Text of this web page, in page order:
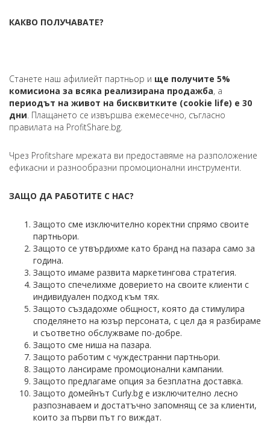
КАКВО ПОЛУЧАВАТЕ?
Станете наш афилиейт партньор и ще получите 5%
комисиона за всяка реализирана продажба, а
периодът на живот на бисквитките (cookie life) е 30
дни. Плащането се извършва ежемесечно, съгласно
правилата на ProfitShare.bg.
Чрез Profitshare мрежата ви прeдоставяме на разположение
ефикасни и разнообразни промоционални инструменти.
ЗАЩО ДА РАБОТИТЕ С НАС?
Защото сме изключително коректни спрямо своите
партньори.
Защото се утвърдихме като бранд на пазара само за
година.
Защото имаме развита маркетингова стратегия.
Защото спечелихме доверието на своите клиенти с
индивидуален подход към тях.
Защото създадохме общност, която да стимулира
споделянето на юзър персоната, с цел да я разбираме
и съответно обслужваме по-добре.
Защото сме ниша на пазара.
Защото работим с чуждестранни партньори.
Защото лансираме промоционални кампании.
Защото предлагаме опция за безплатна доставка.
Защото домейнът Curly.bg е изключително лесно
разпознаваем и достатъчно запомнящ се за клиенти,
които за първи път го виждат.